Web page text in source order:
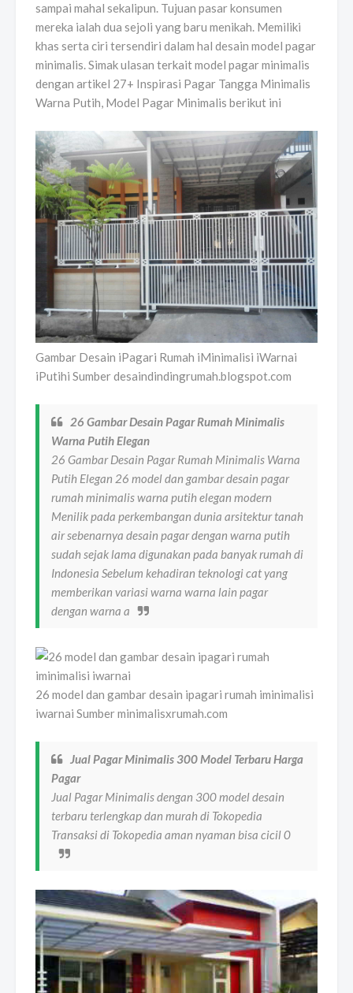
sampai mahal sekalipun. Tujuan pasar konsumen
mereka ialah dua sejoli yang baru menikah. Memiliki
khas serta ciri tersendiri dalam hal desain model pagar
minimalis. Simak ulasan terkait model pagar minimalis
dengan artikel 27+ Inspirasi Pagar Tangga Minimalis
Warna Putih, Model Pagar Minimalis berikut ini
Gambar Desain iPagari Rumah iMinimalisi iWarnai
iPutihi Sumber desaindindingrumah.blogspot.com
26 Gambar Desain Pagar Rumah Minimalis
Warna Putih Elegan
26 Gambar Desain Pagar Rumah Minimalis Warna
Putih Elegan 26 model dan gambar desain pagar
rumah minimalis warna putih elegan modern
Menilik pada perkembangan dunia arsitektur tanah
air sebenarnya desain pagar dengan warna putih
sudah sejak lama digunakan pada banyak rumah di
Indonesia Sebelum kehadiran teknologi cat yang
memberikan variasi warna warna lain pagar
dengan warna a
26 model dan gambar desain ipagari rumah iminimalisi
iwarnai Sumber minimalisxrumah.com
Jual Pagar Minimalis 300 Model Terbaru Harga
Pagar
Jual Pagar Minimalis dengan 300 model desain
terbaru terlengkap dan murah di Tokopedia
Transaksi di Tokopedia aman nyaman bisa cicil 0